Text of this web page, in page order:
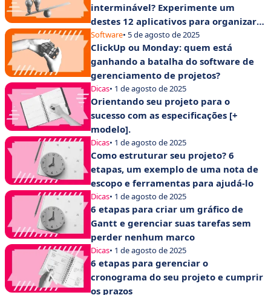
interminável? Experimente um
destes 12 aplicativos para organizar
suas tarefas
Software• 5 de agosto de 2025
ClickUp ou Monday: quem está
ganhando a batalha do software de
gerenciamento de projetos?
Dicas• 1 de agosto de 2025
Orientando seu projeto para o
sucesso com as especificações [+
modelo].
Dicas• 1 de agosto de 2025
Como estruturar seu projeto? 6
etapas, um exemplo de uma nota de
escopo e ferramentas para ajudá-lo
Dicas• 1 de agosto de 2025
6 etapas para criar um gráfico de
Gantt e gerenciar suas tarefas sem
perder nenhum marco
Dicas• 1 de agosto de 2025
6 etapas para gerenciar o
cronograma do seu projeto e cumprir
os prazos